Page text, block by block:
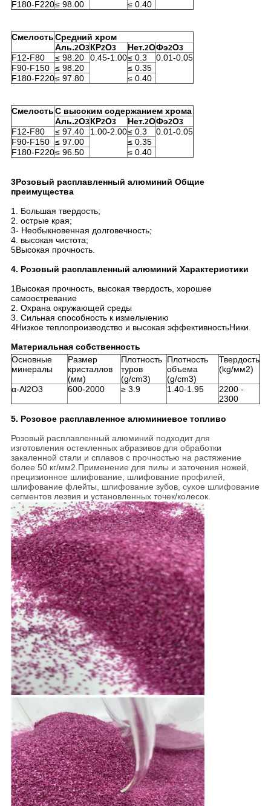
F180-F220≤ 98.00 ≤ 0.40
СмелостьСредний хром
Аль.2О3КР2О3 Нет.2ОФэ2О3
F12-F80 ≤ 98.20 0.45-1.00≤ 0.3
0.01-0.05
F90-F150 ≤ 98.20
≤ 0.35
F180-F220≤ 97.80 ≤ 0.40
СмелостьС высоким содержанием хрома
Аль.2О3КР2О3 Нет.2ОФэ2О3
F12-F80 ≤ 97.40 1.00-2.00≤ 0.3
0.01-0.05
F90-F150 ≤ 97.00
≤ 0.35
F180-F220≤ 96.50 ≤ 0.40
3Розовый расплавленный алюминий Общие
преимущества
1. Большая твердость;
2. острые края;
3- Необыкновенная долговечность;
4. высокая чистота;
5Высокая прочность.
4. Розовый расплавленный алюминий Характеристики
1Высокая прочность, высокая твердость, хорошее
самоостревание
2. Охрана окружающей среды
3. Сильная способность к измельчению
4Низкое теплопроизводство и высокая эффективностьНики.
Материальная собственность
Основные
минералы
Размер
кристаллов
(мм)
Плотность
туров
(g/cm3)
Плотность
объема
(g/cm3)
Твердость
(kg/мм2)
α-Al2O3 600-2000 ≥ 3.9 1.40-1.95
2200 -
2300
5. Розовое расплавленное алюминиевое топливо
Розовый расплавленный алюминий подходит для
изготовления остекленных абразивов для обработки
закаленной стали и сплавов с прочностью на растяжение
более 50 кг/мм2.Применение для пилы и заточения ножей,
прецизионное шлифование, шлифование профилей,
шлифование флейты, шлифование зубов, сухое шлифование
сегментов лезвия и установленных точек/колесок.